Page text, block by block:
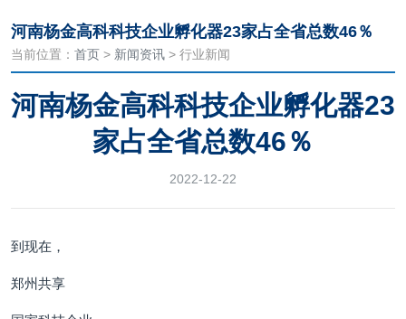
河南杨金高科科技企业孵化器23家占全省总数46％
当前位置： 首页 > 新闻资讯 > 行业新闻
河南杨金高科科技企业孵化器23
家占全省总数46％
2022-12-22
到现在，
郑州共享